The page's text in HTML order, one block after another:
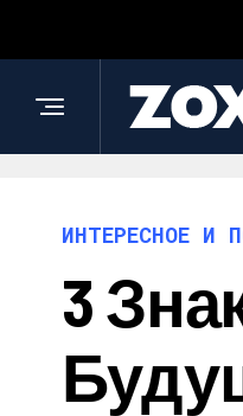
ИНТЕРЕСНОЕ И
3